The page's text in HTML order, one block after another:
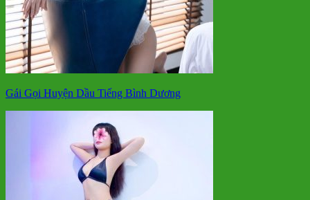
Gái Gọi Huyện Dầu Tiếng Bình Dương